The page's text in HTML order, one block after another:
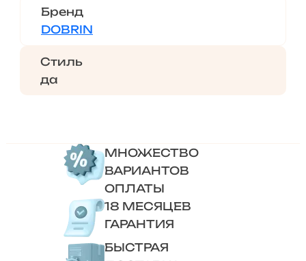
Бренд
DOBRIN
Стиль
да
МНОЖЕСТВО
ВАРИАНТОВ
ОПЛАТЫ
18 МЕСЯЦЕВ
ГАРАНТИЯ
БЫСТРАЯ